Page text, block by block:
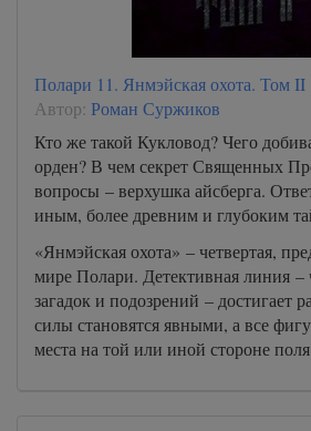
Полари 11. Янмэйская охота. Том II
Автор: Роман Суржиков
Кто же такой Кукловод? Чего
орден? В чем секрет Священных
вопросы – верхушка айсберга.
иным, более древним и глубоким
«Янмэйская охота» – четвертая,
мире Полари. Детективная линия –
загадок и подозрений – достигает
силы становятся явными, а все
места на той или иной стороне